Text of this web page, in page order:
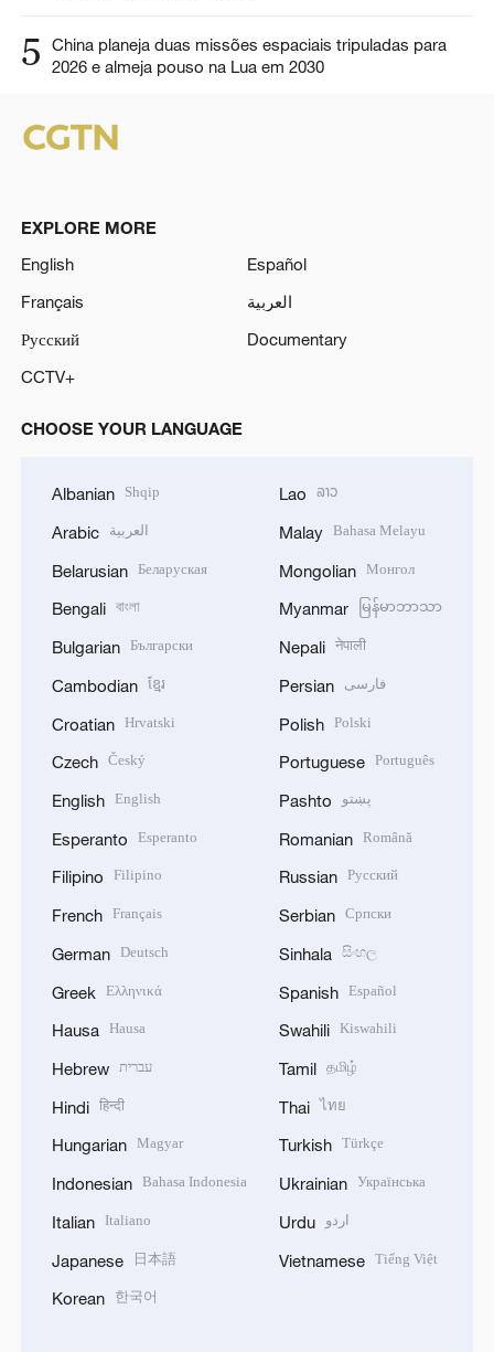
5
China planeja duas missões espaciais tripuladas para
2026 e almeja pouso na Lua em 2030
EXPLORE MORE
English
Español
Français
العربية
Русский
Documentary
CCTV+
CHOOSE YOUR LANGUAGE
Albanian Shqip
Arabic العربية
Belarusian Беларуская
Bengali বাংলা
Bulgarian Български
Cambodian ខ្មែរ
Croatian Hrvatski
Czech Český
English English
Esperanto Esperanto
Filipino Filipino
French Français
German Deutsch
Greek Ελληνικά
Hausa Hausa
Hebrew עברית
Hindi हिन्दी
Hungarian Magyar
Indonesian Bahasa Indonesia
Italian Italiano
Japanese 日本語
Korean 한국어
Lao ລາວ
Malay Bahasa Melayu
Mongolian Монгол
Myanmar မြန်မာဘာသာ
Nepali नेपाली
Persian فارسی
Polish Polski
Portuguese Português
Pashto پښتو
Romanian Română
Russian Русский
Serbian Српски
Sinhala සිංහල
Spanish Español
Swahili Kiswahili
Tamil தமிழ்
Thai ไทย
Turkish Türkçe
Ukrainian Українська
Urdu اردو
Vietnamese Tiếng Việt